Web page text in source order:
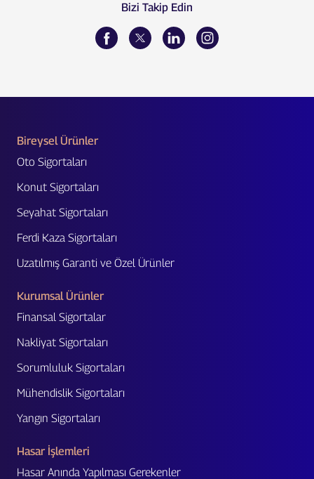
Bizi Takip Edin
Bireysel Ürünler
Oto Sigortaları
Konut Sigortaları
Seyahat Sigortaları
Ferdi Kaza Sigortaları
Uzatılmış Garanti ve Özel Ürünler
Kurumsal Ürünler
Finansal Sigortalar
Nakliyat Sigortaları
Sorumluluk Sigortaları
Mühendislik Sigortaları
Yangın Sigortaları
Hasar İşlemleri
Hasar Anında Yapılması Gerekenler